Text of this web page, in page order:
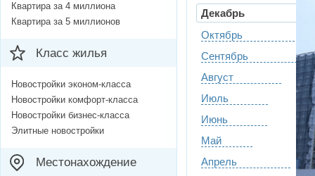
Декабрь
Октябрь
Сентябрь
Август
Июль
Июнь
Май
Апрель
Квартира за 4 миллиона
Квартира за 5 миллионов
Класс жилья
Новостройки эконом-класса
Новостройки комфорт-класса
Новостройки бизнес-класса
Элитные новостройки
Местонахождение